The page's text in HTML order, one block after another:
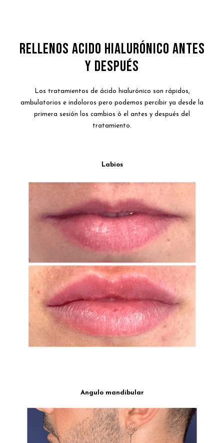
RELLENOS ACIDO HIALURÓNICO ANTES
Y DESPUÉS
Los tratamientos de ácido hialurónico son rápidos,
ambulatorios e indoloros pero podemos percibir ya desde la
primera sesión los cambios ó el antes y después del
tratamiento.
Labios
Angulo mandibular